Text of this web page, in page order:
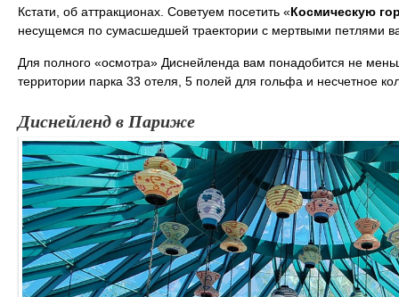
Кстати, об аттракционах. Советуем посетить «Космическую
несущемся по сумасшедшей траектории с мертвыми петлями
Для полного «осмотра» Диснейленда вам понадобится не
территории парка 33 отеля, 5 полей для гольфа и несчетное
Диснейленд в Париже